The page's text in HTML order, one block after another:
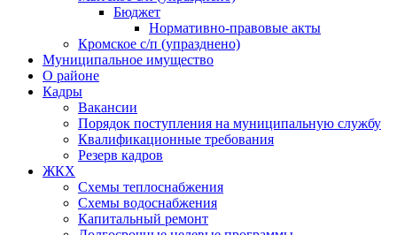
Бюджет
Нормативно-правовые акты
Кромское с/п (упразднено)
Муниципальное имущество
О районе
Кадры
Вакансии
Порядок поступления на муниципальную службу
Квалификационные требования
Резерв кадров
ЖКХ
Схемы теплоснабжения
Схемы водоснабжения
Капитальный ремонт